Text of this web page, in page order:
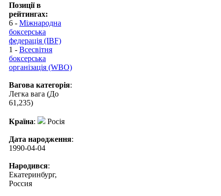
Позиції в
рейтингах:
6 - Міжнародна
боксерська
федерація (IBF)
1 - Всесвітня
боксерська
організація (WBO)
Вагова категорія:
Легка вага (До
61,235)
Країна: Росія
Дата народження:
1990-04-04
Народився:
Екатеринбург,
Россия